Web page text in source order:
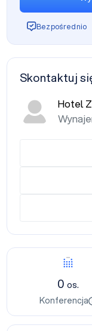
0 os.
Konferencja
Bezpośrednio
Skontaktuj
Hotel